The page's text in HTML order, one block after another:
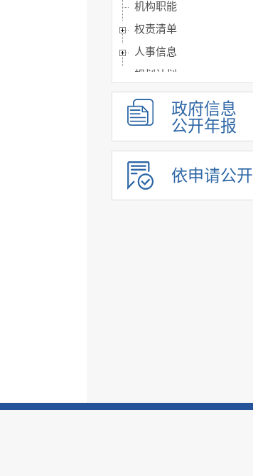
机构职能
权责清单
人事信息
规划计划
重大建设项目
扩大有效投资
政府工作报告
重大决策预公开
审计和后评估
政府信息
公开年报
依申请公开